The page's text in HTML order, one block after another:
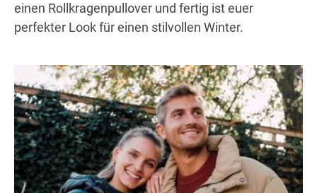
einen Rollkragenpullover und fertig ist euer
perfekter Look für einen stilvollen Winter.